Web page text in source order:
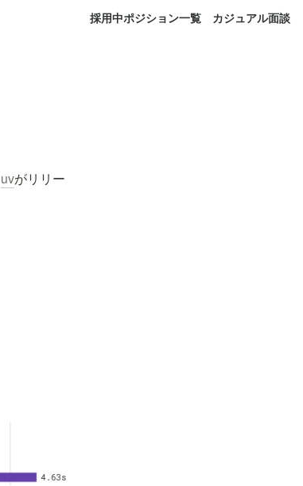
採用中ポジション一覧 カジュアル面談
uvがリリー